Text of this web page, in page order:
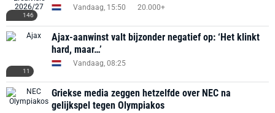
146
Vandaag, 15:50 20.000+
11
Ajax-aanwinst valt bijzonder negatief op: ‘Het klinkt
hard, maar…’
Vandaag, 08:25
Griekse media zeggen hetzelfde over NEC na
gelijkspel tegen Olympiakos